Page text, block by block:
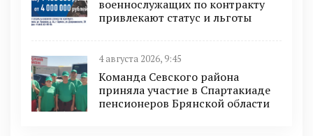
военнослужащих по контракту
привлекают статус и льготы
4 августа 2026, 9:45
Команда Севского района
приняла участие в Спартакиаде
пенсионеров Брянской области